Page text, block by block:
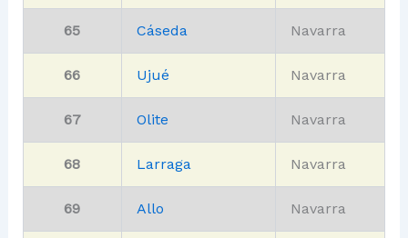
65 Cáseda Navarra
66 Ujué Navarra
67 Olite Navarra
68 Larraga Navarra
69 Allo Navarra